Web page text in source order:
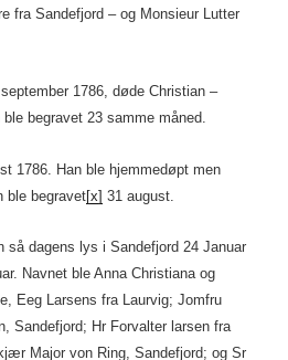
fra Sandefjord – og Monsieur Lutter
1786, døde Christian –
begravet 23 samme måned.
1786. Han ble hjemmedøpt men
ble begravet[x] 31 august.
så dagens lys i Sandefjord 24 Januar
Navnet ble Anna Christiana og
Eeg Larsens fra Laurvig; Jomfru
Sandefjord; Hr Forvalter larsen fra
Major von Ring, Sandefjord; og Sr